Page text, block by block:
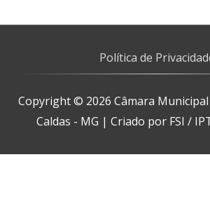
Política de
Copyright © 2026 Câmara
Caldas - MG | Criado por FSI /